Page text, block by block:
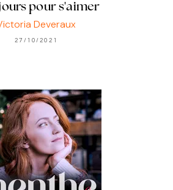
pour s'aimer
Deveraux
27/10/2021